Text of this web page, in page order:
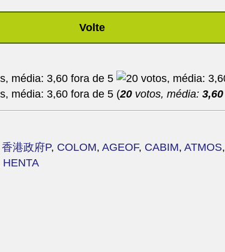
Volte
(20 votos, média: 3,60
香港政府P, COLOM, AGEOF, CABIM, ATMOS,
HENTA